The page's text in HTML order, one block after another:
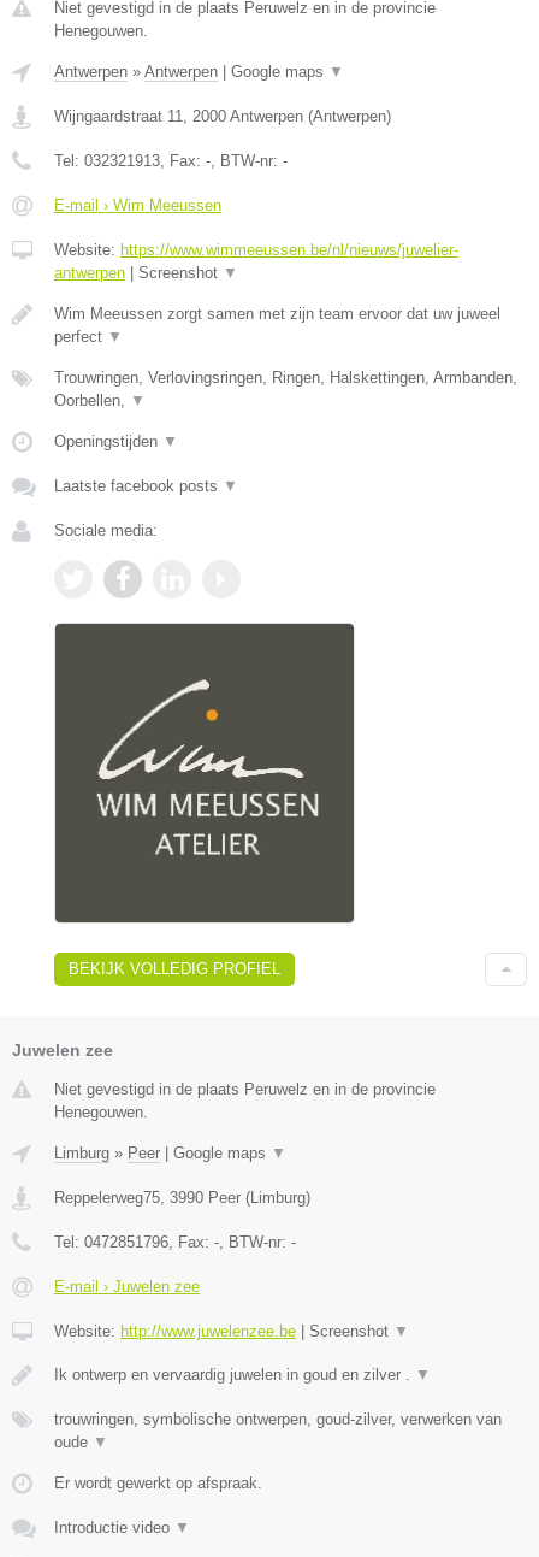
Niet gevestigd in de plaats Peruwelz en in de provincie
Henegouwen.
Antwerpen » Antwerpen Google maps ▼
Wijngaardstraat 11 2000 Antwerpen (Antwerpen)
Tel: 032321913 , Fax: - , BTW-nr: -
E-mail › Wim Meeussen
Website: https://www.wimmeeussen.be/nl/nieuws/juwelier-
antwerpen
Screenshot ▼
Wim Meeussen zorgt samen met zijn team ervoor dat uw juweel
perfect ▼
Trouwringen, Verlovingsringen, Ringen, Halskettingen, Armbanden,
Oorbellen,
▼
Openingstijden ▼
Laatste facebook posts ▼
Sociale media:
BEKIJK VOLLEDIG PROFIEL
Juwelen zee
Niet gevestigd in de plaats Peruwelz en in de provincie
Henegouwen.
Limburg » Peer Google maps ▼
Reppelerweg75 3990 Peer ( Limburg)
Tel: 0472851796 , Fax: - , BTW-nr: -
E-mail › Juwelen zee
Website: http://www.juwelenzee.be Screenshot ▼
Ik ontwerp en vervaardig juwelen in goud en zilver . ▼
trouwringen, symbolische ontwerpen, goud-zilver, verwerken van
oude ▼
Er wordt gewerkt op afspraak.
Introductie video ▼